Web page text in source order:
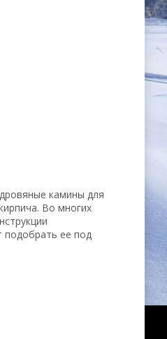
камины для
Во многих
подобрать ее под